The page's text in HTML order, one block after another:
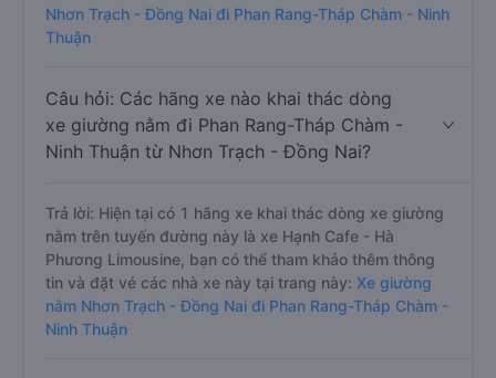
Nhơn Trạch - Đồng Nai đi Phan Rang-Tháp Chàm - Ninh
Thuận
Câu hỏi: Các hãng xe nào khai thác dòng
xe giường nằm đi Phan Rang-Tháp Chàm -
Ninh Thuận từ Nhơn Trạch - Đồng Nai?
Trả lời: Hiện tại có 1 hãng xe khai thác dòng xe giường
nằm trên tuyến đường này là xe Hạnh Cafe - Hà
Phương Limousine, bạn có thể tham khảo thêm thông
tin và đặt vé các nhà xe này tại trang này: Xe giường
nằm Nhơn Trạch - Đồng Nai đi Phan Rang-Tháp Chàm -
Ninh Thuận